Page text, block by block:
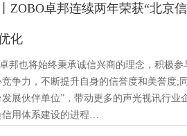
ZOBO卓邦连续两年荣获“北京
化
邦也将始终秉承诚信兴商的理念，积极
竞争力，不断提升自身的信誉度和美誉度;
展伙伴单位”，带动更多的声光视讯行
信用体系建设的进程…